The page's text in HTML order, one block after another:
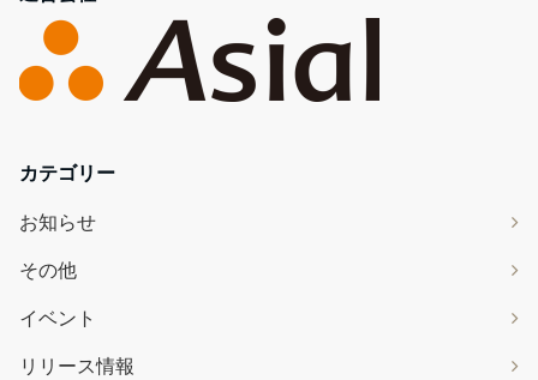
カテゴリー
お知らせ
その他
イベント
リリース情報